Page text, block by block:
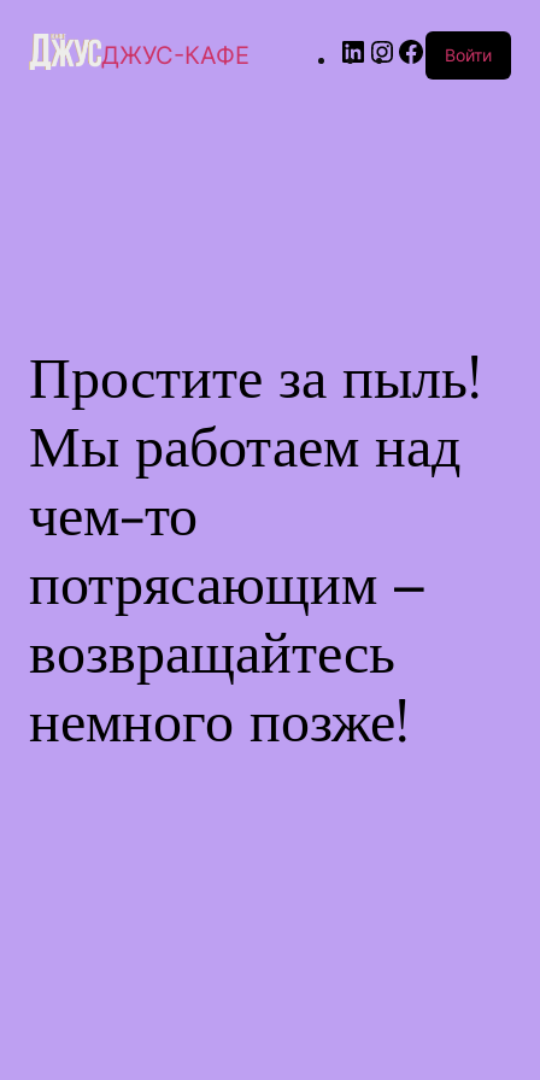
ДЖУС-КАФЕ Войти
Простите за пыль!
Мы работаем над
чем-то
потрясающим –
возвращайтесь
немного позже!